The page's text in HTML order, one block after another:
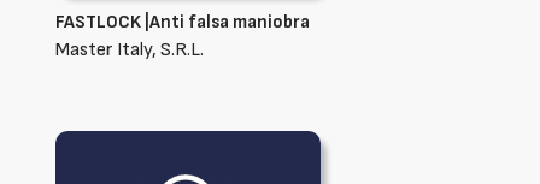
FASTLOCK |Anti falsa maniobra
Master Italy, S.R.L.